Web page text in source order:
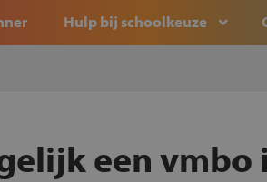
Hulp bij schoolkeuze
een vmbo